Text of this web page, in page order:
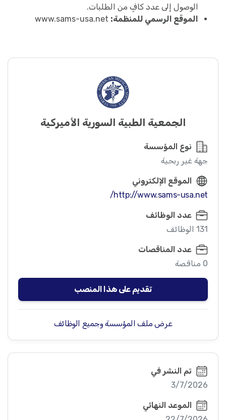
الوصول إلى عدد كافٍ من الطلبات.
الموقع الرسمي للمنظمة:
الجمعية الطبية السورية الأميركية
نوع المؤسسة
جهة غير ربحية
الموقع الإلكتروني
http://www.sams-usa.net/
عدد الوظائف
131 الوظائف
عدد المناقصات
0 مناقصة
تقديم على هذا المنصب
عرض ملف المؤسسة وجميع الوظائف
تم النشر في
3/7/2026
الموعد النهائي